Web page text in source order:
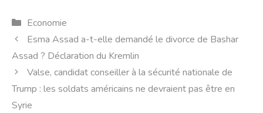
Catégories
Economie
Esma Assad a-t-elle demandé le divorce de Bashar
Assad ? Déclaration du Kremlin
Valse, candidat conseiller à la sécurité nationale de
Trump : les soldats américains ne devraient pas être en
Syrie